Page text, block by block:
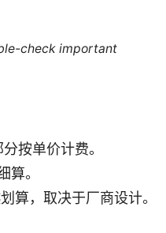
check important
按单价计费。
算。
算，取决于厂商设计。